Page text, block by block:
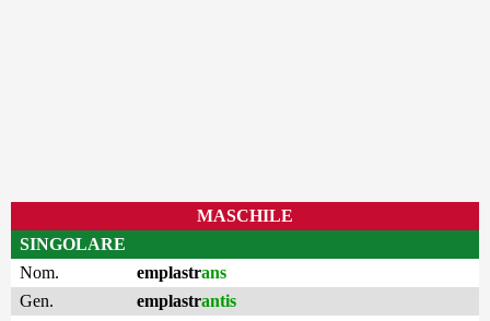
MASCHILE
SINGOLARE
Nom.
emplastrans
Gen.
emplastrantis